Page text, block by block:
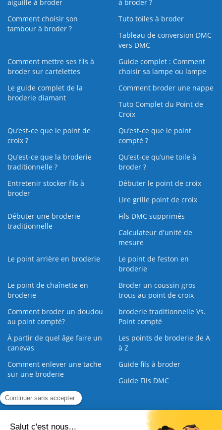
aiguille à broder
à broder ?
Comment choisir son
tambour à broder ?
Tuto toiles à broder
Tableau de conversion DMC
vers DMC
Comment mettre ses fils à
broder sur cartelettes
Guide complet : Comment
choisir sa lampe ou lampe
Le guide complet de la
broderie diamant
Comment broder une nappe
Tuto Complet du Point de
Croix
Qu’est-ce que le point de
croix ?
Qu’est-ce que le point
compté ?
Qu’est-ce que la broderie
traditionnelle ?
Qu’est‑ce qu’une toile à
broder ?
Entretenir stocker fils à
broder
Débuter le point de croix
Lire grille point de croix
Débuter une broderie
traditionnelle
Fils DMC supprimés
Calculateur d'unité de
mesure
Le point arrière en broderie
Le point de feston en
broderie
Le point de chaînette en
broderie
Broder un coussin gros
trous au point de croix
Comment broder un doudou
au point compté?
broderie traditionnelle Vs.
Point compté
À partir de quel âge faire un
canevas
Les points de broderie de A
à Z
Comment enlever une tache
sur une broderie
Guide fils à broder
Guide Fils DMC
Guide de la Broderie